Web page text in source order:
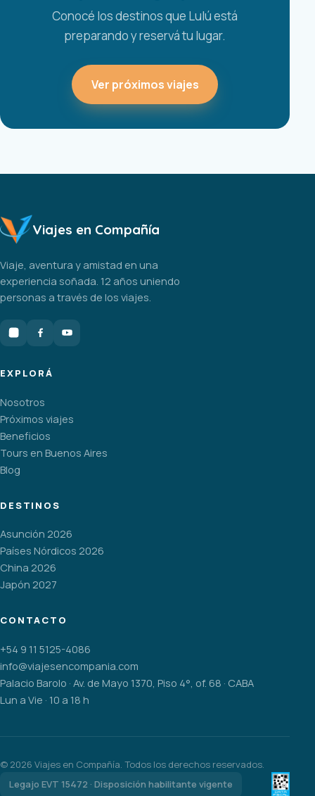
Conocé los destinos que Lulú está
preparando y reservá tu lugar.
Ver próximos viajes
Viajes en Compañía
Viaje, aventura y amistad en una
experiencia soñada. 12 años uniendo
personas a través de los viajes.
EXPLORÁ
Nosotros
Próximos viajes
Beneficios
Tours en Buenos Aires
Blog
DESTINOS
Asunción 2026
Países Nórdicos 2026
China 2026
Japón 2027
CONTACTO
+54 9 11 5125-4086
info@viajesencompania.com
Palacio Barolo · Av. de Mayo 1370, Piso 4°, of. 68 · CABA
Lun a Vie · 10 a 18 h
© 2026 Viajes en Compañía. Todos los derechos reservados.
Legajo EVT 15472 · Disposición habilitante vigente